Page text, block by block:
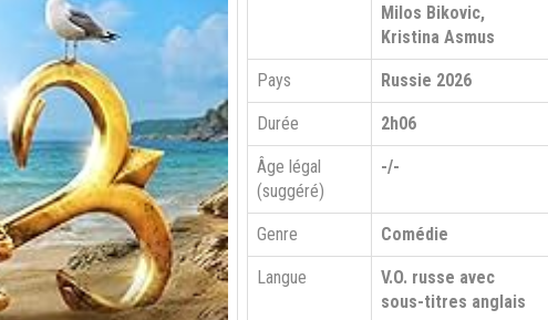
Milos Bikovic,
Kristina Asmus
Pays Russie 2026
Durée 2h06
Âge légal
(suggéré)
-/-
Genre Comédie
Langue
V.O. russe avec
sous-titres anglais